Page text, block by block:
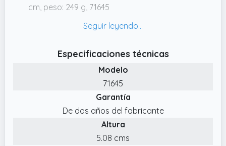
cm, peso: 249 g, 71645
✔️ Para jugar a diario: incluye instrucciones
piezas (sin pegatinas) con agua corriente y
✔️ Accesorios Versátiles: El set incluye todo lo
necesario para emocionantes batallas: dos
caballeros, un caballo flameante, una cañón
con proyectiles, así como varias armas y
piezas de armadura. Ideal para juegos de rol
Especificaciones técnicas
Modelo
71645
Garantía
De dos años del fabricante
Altura
5.08 cms